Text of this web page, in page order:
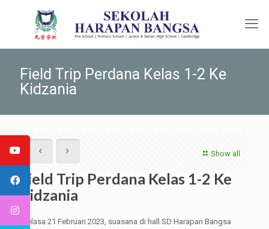
Field Trip Perdana Kelas 1-2 Ke
Kidzania
Show all
Field Trip Perdana Kelas 1-2 Ke
Kidzania
Selasa 21 Februari 2023, suasana di hall SD Harapan Bangsa